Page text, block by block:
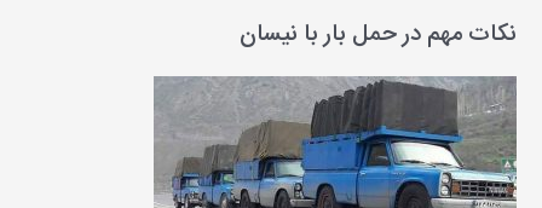
ج
ب
ر
ا
ی
نکات مهم در حمل بار با نیسان